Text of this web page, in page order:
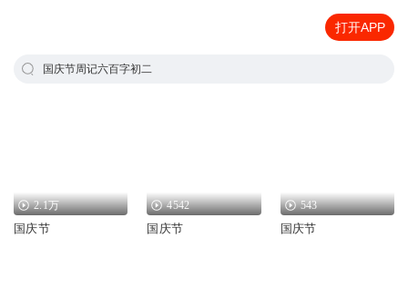
打开APP
国庆节周记六百字初二
2.1万
国庆节
4542
国庆节
543
国庆节